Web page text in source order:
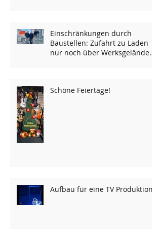
Einschränkungen durch
Baustellen: Zufahrt zu Laden
nur noch über Werksgelände
Schöne Feiertage!
Aufbau für eine TV Produktion